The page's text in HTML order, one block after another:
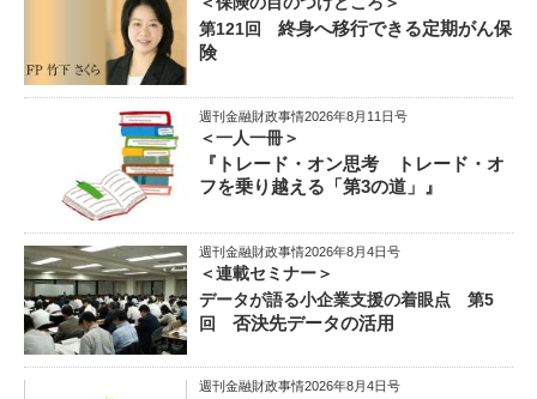
第121回
終身へ移行できる定期がん保
険
週刊金融財政事情2026年8月11日号
＜一人一冊＞
『トレード・オン思考 トレード・オ
フを乗り越える「第3の道」』
週刊金融財政事情2026年8月4日号
＜連載セミナー＞
データが語る小企業支援の着眼点 第5
回
否決先データの活用
週刊金融財政事情2026年8月4日号